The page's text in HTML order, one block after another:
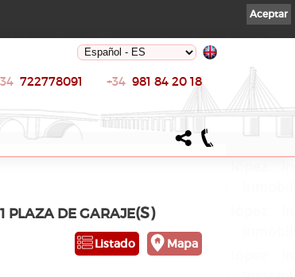
+34 981 84 20 18
722778091
PLAZA DE GARAJE(S)
Mapa
Listado
Aceptar